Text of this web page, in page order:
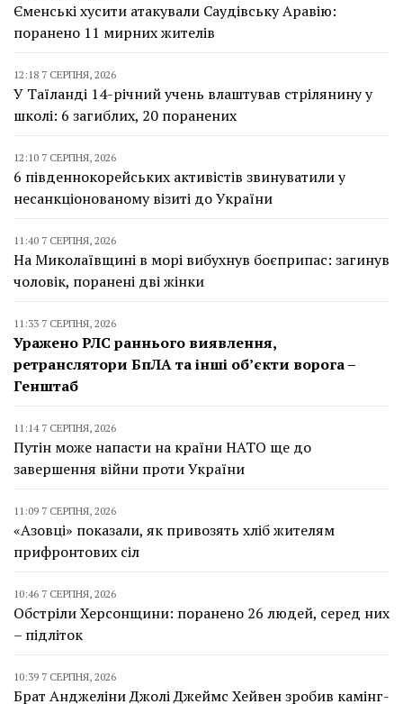
Єменські хусити атакували Саудівську Аравію:
поранено 11 мирних жителів
12:18 7 СЕРПНЯ, 2026
У Таїланді 14-річний учень влаштував стрілянину у
школі: 6 загиблих, 20 поранених
12:10 7 СЕРПНЯ, 2026
6 південнокорейських активістів звинуватили у
несанкціонованому візиті до України
11:40 7 СЕРПНЯ, 2026
На Миколаївщині в морі вибухнув боєприпас: загинув
чоловік, поранені дві жінки
11:33 7 СЕРПНЯ, 2026
Уражено РЛС раннього виявлення,
ретранслятори БпЛА та інші об’єкти ворога –
Генштаб
11:14 7 СЕРПНЯ, 2026
Путін може напасти на країни НАТО ще до
завершення війни проти України
11:09 7 СЕРПНЯ, 2026
«Азовці» показали, як привозять хліб жителям
прифронтових сіл
10:46 7 СЕРПНЯ, 2026
Обстріли Херсонщини: поранено 26 людей, серед них
– підліток
10:39 7 СЕРПНЯ, 2026
Брат Анджеліни Джолі Джеймс Хейвен зробив камінг-